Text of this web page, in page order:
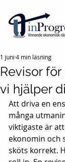
Revisor
vi hjälper
1 juni 4 min läsning
Att driva en
många
viktigaste är
ekonomin och
sköts korrekt.